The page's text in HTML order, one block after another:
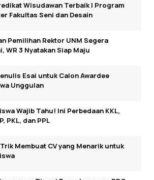
Wisudawan Terbaik I Program
Fakultas Seni dan Desain
Pemilihan Rektor UNM Segera
WR 3 Nyatakan Siap Maju
Esai untuk Calon Awardee
Unggulan
Wajib Tahu! Ini Perbedaan KKL,
PKL, dan PPL
Membuat CV yang Menarik untuk